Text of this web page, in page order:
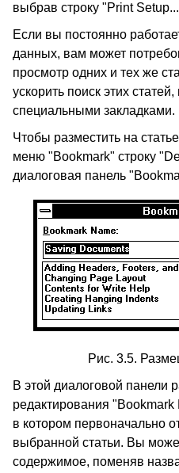
выбрав строку "Print
Если вы постоянно
данных, вам может
просмотр одних и тех же
ускорить поиск этих
специальными закладками.
Чтобы разместить на
меню "Bookmark" строку
диалоговая панель
Рис. 3.5.
В этой диалоговой панели
редактирования "Bookmark
в котором первоначально
выбранной статьи. Вы
содержимое, поменяв